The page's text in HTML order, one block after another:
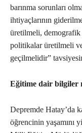
barınma sorunları
ihtiyaçlarının
üretilmeli, demografik
politikalar üretilmeli
geçilmelidir”
Eğitime dair bilgiler
Depremde Hatay’da
öğrencinin yaşamını